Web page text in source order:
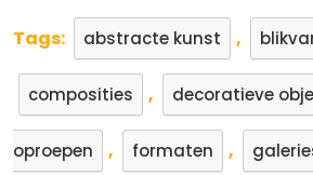
Tags: abstracte kunst ,
composities , decoratieve
oproepen , formaten ,